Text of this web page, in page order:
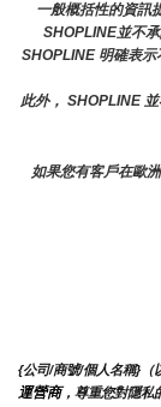
一般概括性的資訊
SHOPLINE並不
SHOPLINE 明確表
此外， SHOPLINE
如果您有客戶在歐
{公司/商號/個人名稱}（
運營商，尊重您對隱私